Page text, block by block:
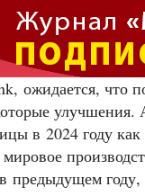
ожидается, что
в 2024 году
предыдущем